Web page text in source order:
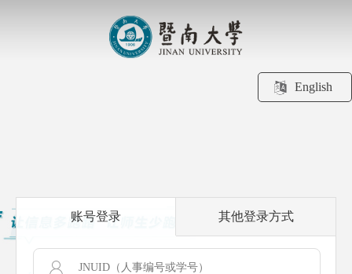
English
账号登录 其他登录方式